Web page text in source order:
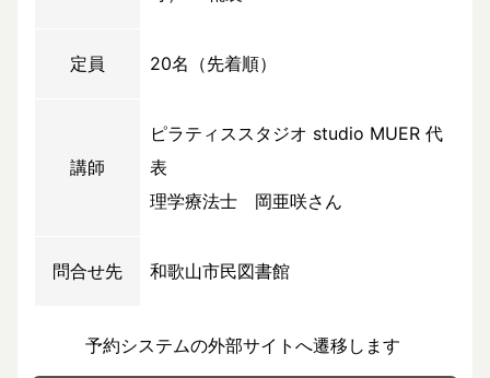
定員 20名（先着順）
講師
ピラティススタジオ studio MUER 代
表
理学療法士 岡亜咲さん
問合せ先 和歌山市民図書館
予約システムの外部サイトへ遷移します